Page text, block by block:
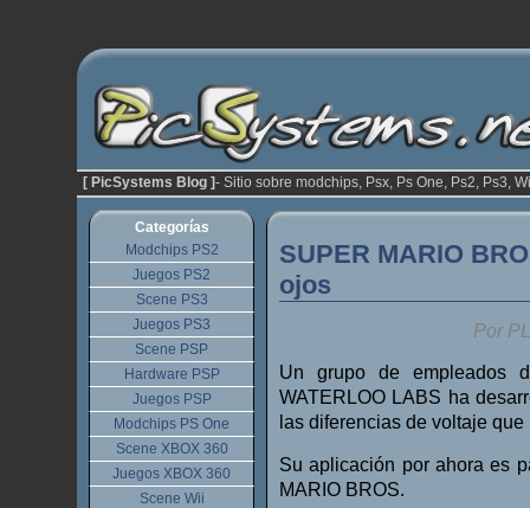
[ PicSystems Blog ]- Sitio sobre modchips, Psx, Ps One, Ps2, Ps3,
SUPER MARIO
ojos
Por
Un grupo de empleados
WATERLOO LABS ha
las diferencias de voltaje
Su aplicación por ahora es
MARIO BROS.
Categorías
Modchips PS2
Juegos PS2
Scene PS3
Juegos PS3
Scene PSP
Hardware PSP
Juegos PSP
Modchips PS One
Scene XBOX 360
Juegos XBOX 360
Scene Wii